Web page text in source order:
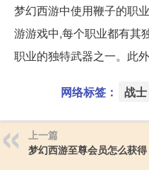
梦幻西游中使用鞭子的职
游游戏中,每个职业都有其
职业的独特武器之一。此
网络标签： 战士
上一篇
梦幻西游至尊会员怎么获得